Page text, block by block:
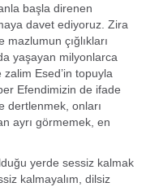
başla direnen
davet ediyoruz. Zira
çığlıkları
yaşayan milyonlarca
Esed’in topuyla
Efendimizin de ifade
dertlenmek, onları
ayrı görmemek, en
yerde sessiz kalmak
kalmayalım, dilsiz